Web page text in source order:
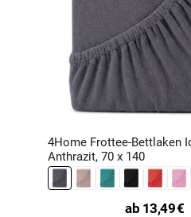
4Home Frottee-Bettlaken
Anthrazit, 70 x 140
ab 13,49€